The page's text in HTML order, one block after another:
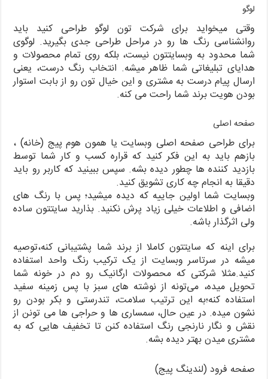
لوگو
وقتی میخواید برای شرکت تون لوگو طراحی کنید باید
روانشناسی رنگ ها رو در مراحل طراحی جدی بگیرید. لوگوی
شما محدود به وبسایتتون نیست، بلکه روی تمام محصولات و
هدایای تبلیغاتی شما ظاهر میشه. انتخاب رنگ درست، یعنی
ارسال پیام درست به مشتری و این خیال تون رو از بابت استوار
بودن هویت برند شما راحت می‌ کنه.
صفحه اصلی
برای طراحی صفحه اصلی وبسایت یا همون هوم پیج (خانه) ،
بازهم باید به این فکر کنید که قراره کسب و کار شما توسط
بازدید کننده ها چطور دیده بشه. سپس ببینید که کاربر رو باید
دقیقا به انجام چه کاری تشویق کنید.
وبسایت شما اولین جاییه که دیده میشید؛ پس با رنگ های
اضافی و اطلاعات خیلی زیاد پرش نکنید. بذارید سایتتون ساده
ولی اثرگذار باشه.
برای اینه که سایتتون کاملا از برند شما پشتیبانی کنه،توصیه
میشه در سرتاسر وبسایت از یک ترکیب رنگ واحد استفاده
کنید.مثلا شرکتی که محصولات ارگانیک رو دم در خونه شما
تحویل میده، می‌تونه از نوشته های سبز با پس زمینه سفید
استفاده کنه؛به این ترتیب سلامت، تندرستی و بکر بودن رو
نشون میده. در عین حال، سمساری ها و حراجی ها می تونن از
نقش و نگار نارنجی رنگ استفاده کنن تا تخفیف هایی که به
مشتری میدن بهتر دیده بشه.
صفحه فرود (لندینگ پیج)